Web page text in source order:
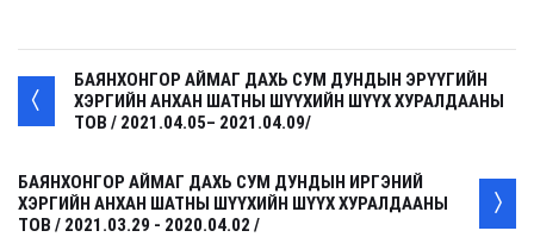
БАЯНХОНГОР АЙМАГ ДАХЬ СУМ ДУНДЫН ЭРҮҮГИЙН
ХЭРГИЙН АНХАН ШАТНЫ ШҮҮХИЙН ШҮҮХ ХУРАЛДААНЫ
ТОВ / 2021.04.05– 2021.04.09/
БАЯНХОНГОР АЙМАГ ДАХЬ СУМ ДУНДЫН ИРГЭНИЙ
ХЭРГИЙН АНХАН ШАТНЫ ШҮҮХИЙН ШҮҮХ ХУРАЛДААНЫ
ТОВ / 2021.03.29 - 2020.04.02 /